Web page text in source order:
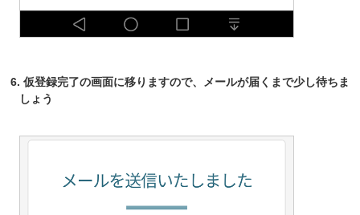
6. 仮登録完了の画面に移りますので、メールが届くまで少し待ちま
しょう